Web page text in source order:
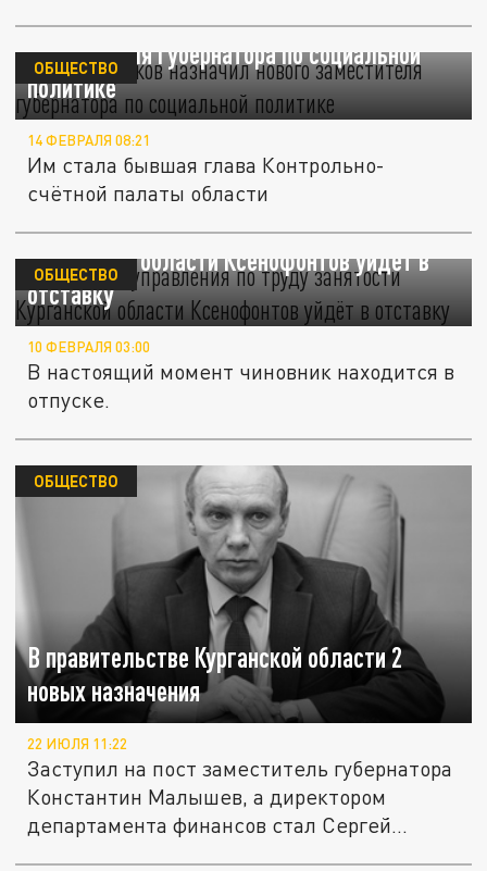
Вадим Шумков назначил нового
заместителя губернатора по социальной
политике
ОБЩЕСТВО
14 ФЕВРАЛЯ 08:21
Им стала бывшая глава Контрольно-
счётной палаты области
Начальник управления по труду занятости
Курганской области Ксенофонтов уйдёт в
отставку
ОБЩЕСТВО
10 ФЕВРАЛЯ 03:00
В настоящий момент чиновник находится в
отпуске.
В правительстве Курганской области 2
новых назначения
ОБЩЕСТВО
22 ИЮЛЯ 11:22
Заступил на пост заместитель губернатора
Константин Малышев, а директором
департамента финансов стал Сергей...